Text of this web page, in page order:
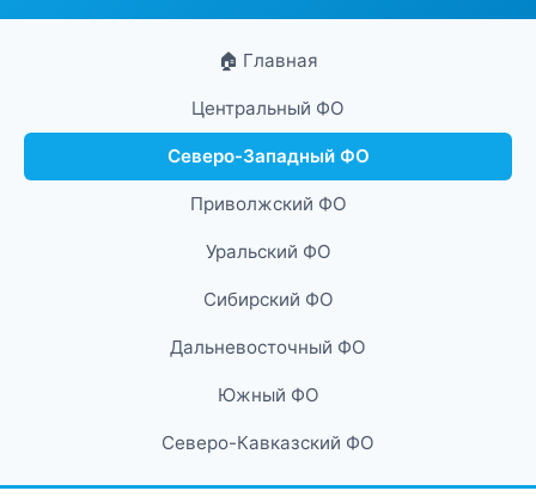
🏠 Главная
Центральный ФО
Северо-Западный ФО
Приволжский ФО
Уральский ФО
Сибирский ФО
Дальневосточный ФО
Южный ФО
Северо-Кавказский ФО